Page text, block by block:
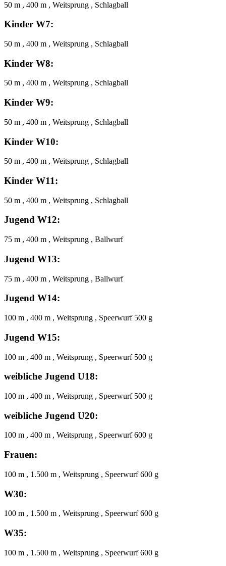
50 m , 400 m , Weitsprung , Schlagball
Kinder W7:
50 m , 400 m , Weitsprung , Schlagball
Kinder W8:
50 m , 400 m , Weitsprung , Schlagball
Kinder W9:
50 m , 400 m , Weitsprung , Schlagball
Kinder W10:
50 m , 400 m , Weitsprung , Schlagball
Kinder W11:
50 m , 400 m , Weitsprung , Schlagball
Jugend W12:
75 m , 400 m , Weitsprung , Ballwurf
Jugend W13:
75 m , 400 m , Weitsprung , Ballwurf
Jugend W14:
100 m , 400 m , Weitsprung , Speerwurf 500 g
Jugend W15:
100 m , 400 m , Weitsprung , Speerwurf 500 g
weibliche Jugend U18:
100 m , 400 m , Weitsprung , Speerwurf 500 g
weibliche Jugend U20:
100 m , 400 m , Weitsprung , Speerwurf 600 g
Frauen:
100 m , 1.500 m , Weitsprung , Speerwurf 600 g
W30:
100 m , 1.500 m , Weitsprung , Speerwurf 600 g
W35:
100 m , 1.500 m , Weitsprung , Speerwurf 600 g